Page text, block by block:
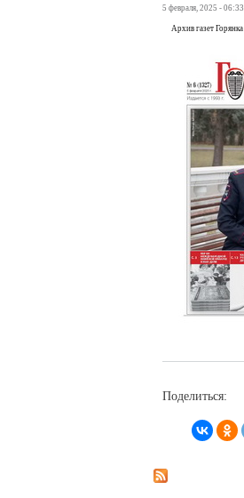
5 февраля, 2025 - 06:33
Архив газет Горянка
Поделиться: